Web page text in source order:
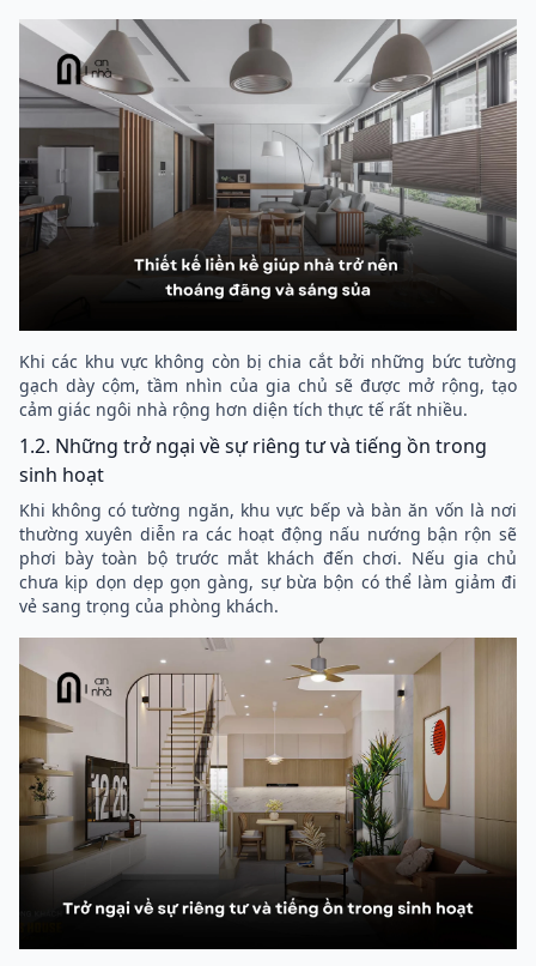
Khi các khu vực không còn bị chia cắt bởi những bức tường
gạch dày cộm, tầm nhìn của gia chủ sẽ được mở rộng, tạo
cảm giác ngôi nhà rộng hơn diện tích thực tế rất nhiều.
1.2. Những trở ngại về sự riêng tư và tiếng ồn trong
sinh hoạt
Khi không có tường ngăn, khu vực bếp và bàn ăn vốn là nơi
thường xuyên diễn ra các hoạt động nấu nướng bận rộn sẽ
phơi bày toàn bộ trước mắt khách đến chơi. Nếu gia chủ
chưa kịp dọn dẹp gọn gàng, sự bừa bộn có thể làm giảm đi
vẻ sang trọng của phòng khách.